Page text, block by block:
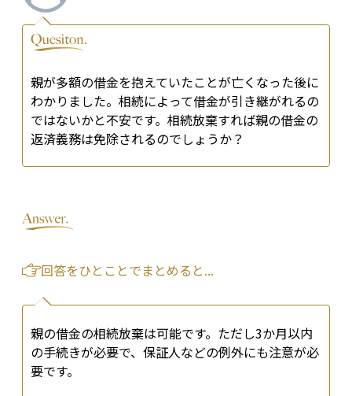
親が多額の借金を抱えていたことが亡くなった後に
わかりました。相続によって借金が引き継がれるの
ではないかと不安です。相続放棄すれば親の借金の
返済義務は免除されるのでしょうか？
回答をひとことでまとめると...
親の借金の相続放棄は可能です。ただし3か月以内
の手続きが必要で、保証人などの例外にも注意が必
要です。